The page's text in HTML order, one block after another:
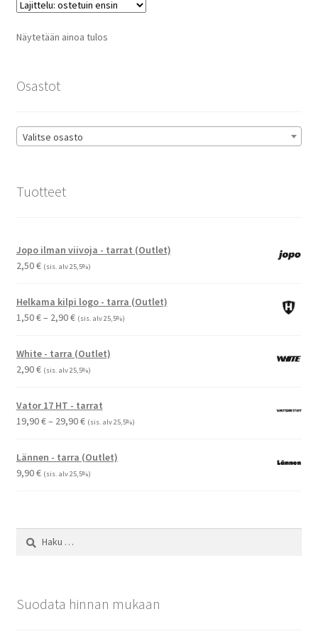
Näytetään ainoa tulos
Osastot
Valitse osasto
Tuotteet
Jopo ilman viivoja - tarrat (Outlet)
2,50€ (sis. alv 25,5%)
Helkama kilpi logo - tarra (Outlet)
1,50€– 2,90€Hintaluokka:
-
2,90 €
(sis. alv 25,5%)
White - tarra (Outlet)
2,90€ (sis. alv 25,5%)
Vator 17 HT - tarrat
19,90€– 29,90€Hintaluokka:
-
29,90 €
(sis. alv 25,5%)
Lännen - tarra (Outlet)
9,90€ (sis. alv 25,5%)
Suodata hinnan mukaan